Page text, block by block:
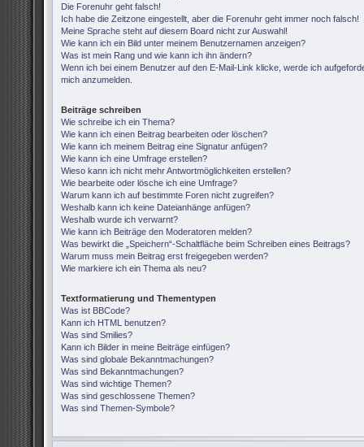
Die Forenuhr geht falsch!
Ich habe die Zeitzone eingestellt, aber die Forenuhr geht immer noch falsch!
Meine Sprache steht auf diesem Board nicht zur Auswahl!
Wie kann ich ein Bild unter meinem Benutzernamen anzeigen?
Was ist mein Rang und wie kann ich ihn ändern?
Wenn ich bei einem Benutzer auf den E-Mail-Link klicke, werde ich
mich anzumelden.
Beiträge schreiben
Wie schreibe ich ein Thema?
Wie kann ich einen Beitrag bearbeiten oder löschen?
Wie kann ich meinem Beitrag eine Signatur anfügen?
Wie kann ich eine Umfrage erstellen?
Wieso kann ich nicht mehr Antwortmöglichkeiten erstellen?
Wie bearbeite oder lösche ich eine Umfrage?
Warum kann ich auf bestimmte Foren nicht zugreifen?
Weshalb kann ich keine Dateianhänge anfügen?
Weshalb wurde ich verwarnt?
Wie kann ich Beiträge den Moderatoren melden?
Was bewirkt die „Speichern“-Schaltfläche beim Schreiben eines Beitrags?
Warum muss mein Beitrag erst freigegeben werden?
Wie markiere ich ein Thema als neu?
Textformatierung und Thementypen
Was ist BBCode?
Kann ich HTML benutzen?
Was sind Smilies?
Kann ich Bilder in meine Beiträge einfügen?
Was sind globale Bekanntmachungen?
Was sind Bekanntmachungen?
Was sind wichtige Themen?
Was sind geschlossene Themen?
Was sind Themen-Symbole?